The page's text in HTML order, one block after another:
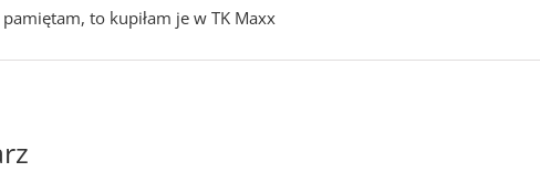
pamiętam, to kupiłam je w TK Maxx